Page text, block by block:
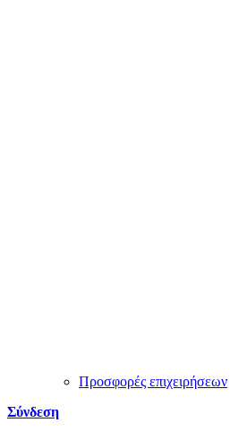
Προσφορές επιχειρήσεων
Σύνδεση